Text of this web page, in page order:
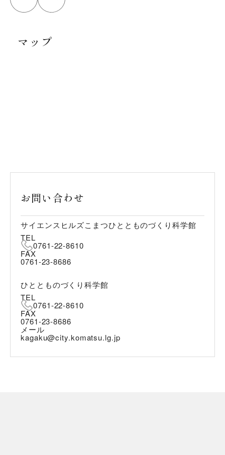
マップ
お問い合わせ
サイエンスヒルズこまつひととものづくり科学館
TEL
0761-22-8610
FAX
0761-23-8686
ひととものづくり科学館
TEL
0761-22-8610
FAX
0761-23-8686
メール
kagaku@city.komatsu.lg.jp